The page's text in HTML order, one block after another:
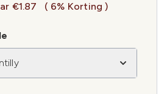
€1.87
( 6% Korting )